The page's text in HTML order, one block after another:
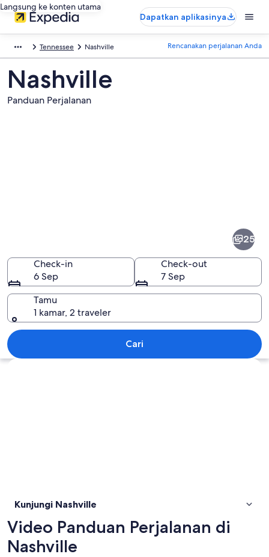
Langsung ke konten utama
Dapatkan aplikasinya
Tennessee Nashville Rencanakan perjalanan Anda
Nashville
Panduan Perjalanan
25
Check-in
6 Sep
Check-out
7 Sep
Tamu
1 kamar, 2 traveler
Cari
Jelajahi peta
Kunjungi Nashville
Video Panduan Perjalanan di
Nashville